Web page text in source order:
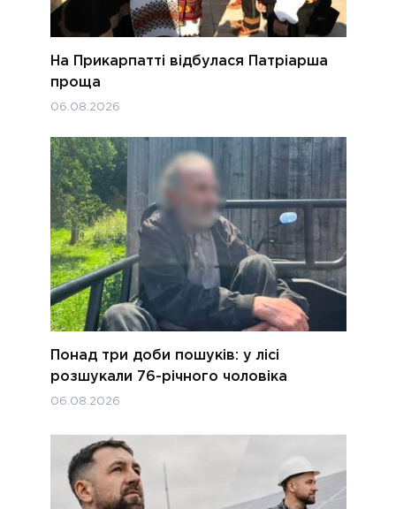
На Прикарпатті відбулася Патріарша
проща
06.08.2026
Понад три доби пошуків: у лісі
розшукали 76-річного чоловіка
06.08.2026